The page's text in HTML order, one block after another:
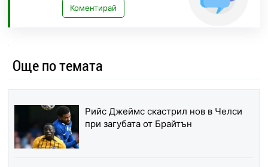
Коментирай
Още по темата
Рийс Джеймс скастрил нов в Челси
при загубата от Брайтън